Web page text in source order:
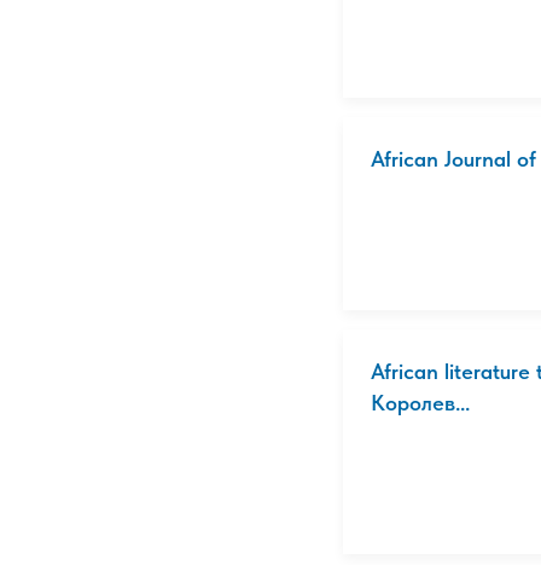
African Journal
African literature
Королев...